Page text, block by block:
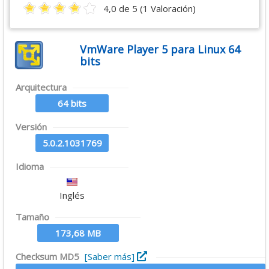
4,0 de 5 (1 Valoración)
VmWare Player 5 para Linux 64
bits
Arquitectura
64 bits
Versión
5.0.2.1031769
Idioma
Inglés
Tamaño
173,68 MB
Checksum MD5 [Saber más]